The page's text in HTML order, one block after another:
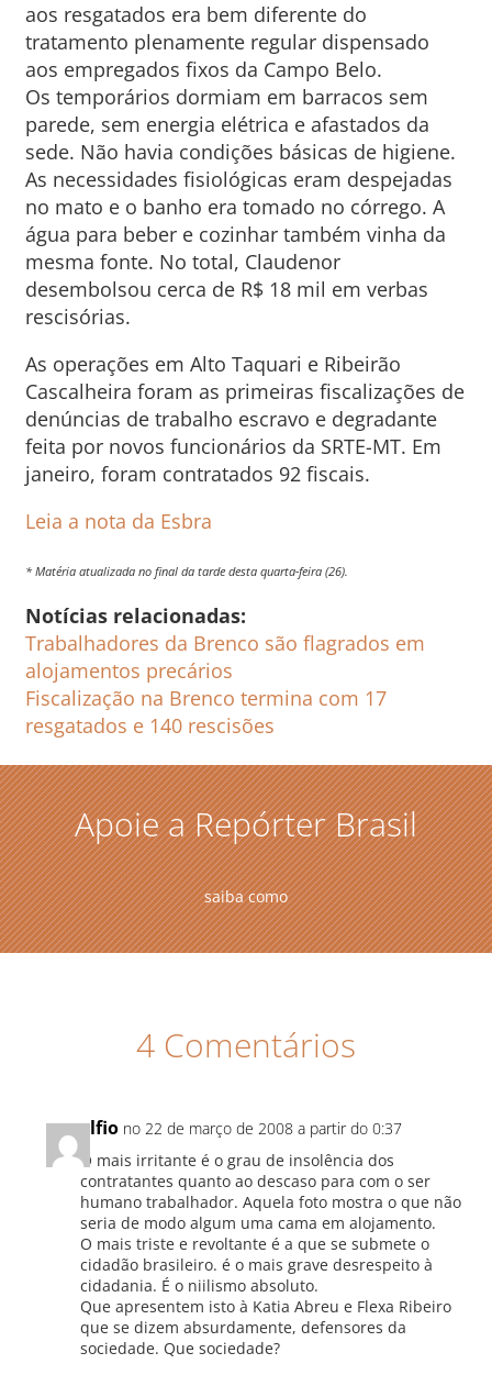
aos resgatados era bem diferente do
tratamento plenamente regular dispensado
aos empregados fixos da Campo Belo.
Os temporários dormiam em barracos sem
parede, sem energia elétrica e afastados da
sede. Não havia condições básicas de higiene.
As necessidades fisiológicas eram despejadas
no mato e o banho era tomado no córrego. A
água para beber e cozinhar também vinha da
mesma fonte. No total, Claudenor
desembolsou cerca de R$ 18 mil em verbas
rescisórias.
As operações em Alto Taquari e Ribeirão
Cascalheira foram as primeiras fiscalizações de
denúncias de trabalho escravo e degradante
feita por novos funcionários da SRTE-MT. Em
janeiro, foram contratados 92 fiscais.
Leia a nota da Esbra
* Matéria atualizada no final da tarde desta quarta-feira (26).
Notícias relacionadas:
Trabalhadores da Brenco são flagrados em
alojamentos precários
Fiscalização na Brenco termina com 17
resgatados e 140 rescisões
Apoie a Repórter Brasil
saiba como
4 Comentários
alfio no 22 de março de 2008 a partir do 0:37
O mais irritante é o grau de insolência dos
contratantes quanto ao descaso para com o ser
humano trabalhador. Aquela foto mostra o que não
seria de modo algum uma cama em alojamento.
O mais triste e revoltante é a que se submete o
cidadão brasileiro. é o mais grave desrespeito à
cidadania. É o niilismo absoluto.
Que apresentem isto à Katia Abreu e Flexa Ribeiro
que se dizem absurdamente, defensores da
sociedade. Que sociedade?